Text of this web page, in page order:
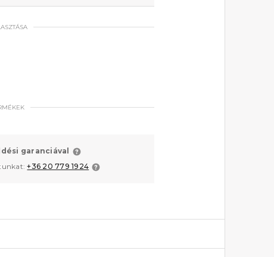
garanciával
+36 20 779 1924